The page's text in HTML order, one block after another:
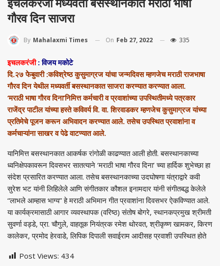
इचलकरंजी मध्यवर्ती बसस्थानकात मराठी भाषा
गौरव दिन साजरा
By Mahalaxmi Times On Feb 27, 2022 335
इचलकरंजी: विजय मकोटे
दि.२७ फेेबुवारी :कविश्रेष्ठ कुसुमाग्रज यांचा जन्मदिवस म्हणजेच मराठी राजभाषा
गौरव दिन येथील मध्यवर्ती बसस्थानकात साजरा करण्यात करण्यात आला.
‘मराठी भाषा गौरव दिना’निमित्त कर्मचारी व प्रवाशांच्या उपस्थितीमध्ये पत्रकार
राजेंद्र पाटील यांच्या हस्ते कविवर्य वि. वा. शिरवाडकर म्हणजेच कुसुमाग्रज यांच्या
प्रतिमेचे पूजन करून अभिवादन करण्यात आले. तसेच उपस्थित प्रवाशांना व
कर्मचाऱ्यांना साखर व पेढे वाटण्यात आले.
यानिमित्त बसस्थानकात आकर्षक रांगोळी काढण्यात आली होती. बसस्थानकाच्या
ध्वनिक्षेपकावरून दिवसभर सातत्याने ‘मराठी भाषा गौरव दिना’ च्या हार्दिक शुभेच्छा हा
संदेश प्रसारित करण्यात आला. तसेच बसस्थानकाच्या उदघोषणा यंत्राद्वारे कवी
सुरेश भट यांनी लिहिलेले आणि संगीतकार कौशल इनामदार यांनी संगीतबद्ध केलेले
“लाभले आम्हास भाग्य” हे मराठी अभिमान गीत प्रवाशांना दिवसभर ऐकविण्यात आले.
या कार्यक्रमासाठी आगार व्यवस्थापक (वरिष्ठ) संतोष बोगरे, स्थानकप्रमुख श्रीमती
सुवर्णा वड्डे, प्रा. चौगुले, वाहतूक नियंत्रक रमेश थोरवत, श्रीकृष्ण खामकर, किरण
कालेकर, प्रमोद हेरवाडे, लिपिक दिपाली सवाईराम आदीसह प्रवाशी उपस्थित होते
Post Views: 434